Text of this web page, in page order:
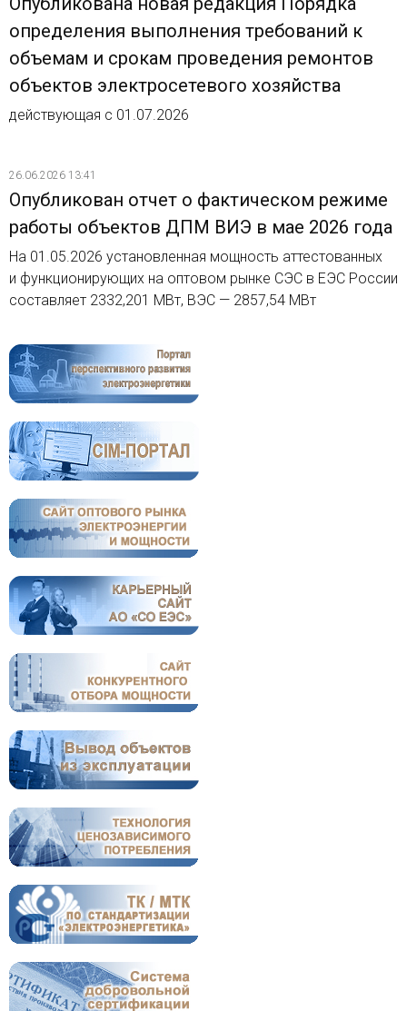
определения выполнения требований к
объемам и срокам проведения ремонтов
объектов электросетевого хозяйства
действующая с 01.07.2026
26.06.2026 13:41
Опубликован отчет о фактическом режиме
работы объектов ДПМ ВИЭ в мае 2026 года
На 01.05.2026 установленная мощность аттестованных
и функционирующих на оптовом рынке СЭС в ЕЭС России
составляет 2332,201 МВт, ВЭС — 2857,54 МВт